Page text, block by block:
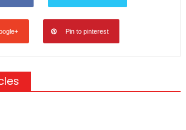
Pin to pinterest